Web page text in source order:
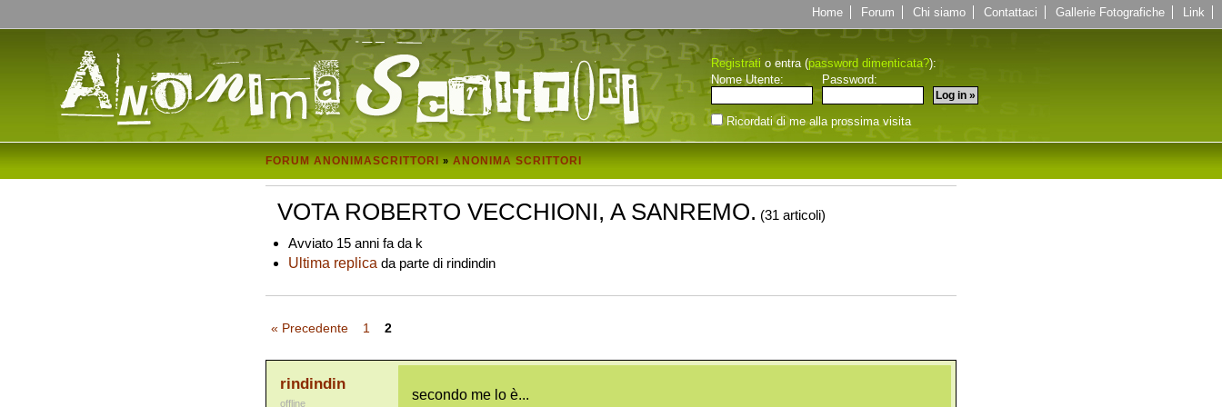
Home Forum Chi siamo Contattaci Gallerie Fotografiche Link
Registrati o entra (password dimenticata?):
Nome Utente: Password:
Ricordati di me alla prossima visita
FORUM ANONIMASCRITTORI » ANONIMA SCRITTORI
VOTA ROBERTO VECCHIONI, A SANREMO. (31 articoli)
Avviato 15 anni fa da k
Ultima replica da parte di rindindin
« Precedente 1 2
rindindin
offline
secondo me lo è...